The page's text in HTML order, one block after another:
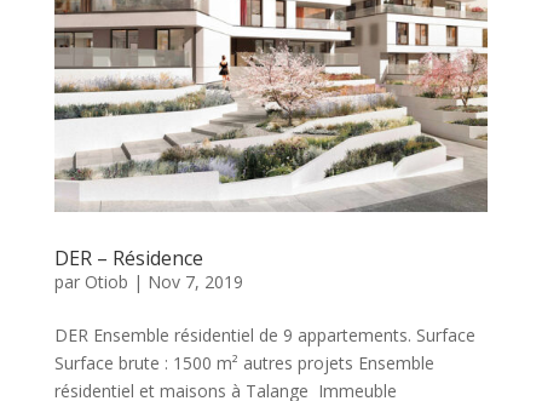
DER – Résidence
par Otiob | Nov 7, 2019
DER Ensemble résidentiel de 9 appartements. Surface
Surface brute : 1500 m² autres projets Ensemble
résidentiel et maisons à Talange Immeuble